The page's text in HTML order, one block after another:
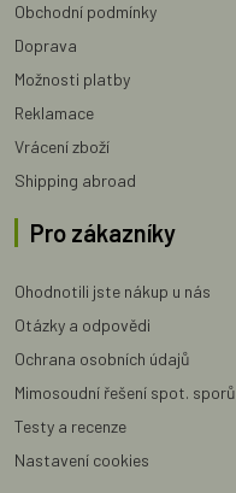
Obchodní podmínky
Doprava
Možnosti platby
Reklamace
Vrácení zboží
Shipping abroad
Pro zákazníky
Ohodnotili jste nákup u nás
Otázky a odpovědi
Ochrana osobních údajů
Mimosoudní řešení spot. sporů
Testy a recenze
Nastavení cookies